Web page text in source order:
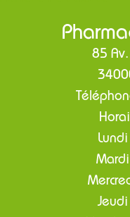
85